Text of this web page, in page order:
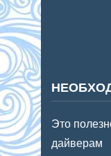
Это
дайверам